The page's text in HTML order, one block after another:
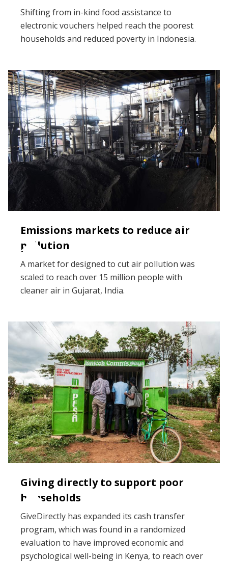
Shifting from in-kind food assistance to
electronic vouchers helped reach the poorest
households and reduced poverty in Indonesia.
Emissions markets to reduce air
pollution
A market for designed to cut air pollution was
scaled to reach over 15 million people with
cleaner air in Gujarat, India.
Giving directly to support poor
households
GiveDirectly has expanded its cash transfer
program, which was found in a randomized
evaluation to have improved economic and
psychological well-being in Kenya, to reach over